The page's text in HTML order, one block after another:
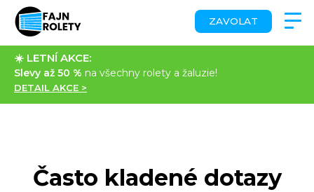
☀️ LETNÍ AKCE:
Slevy až 50 % na všechny rolety a žaluzie!
DETAIL AKCE >
ZAVOLAT
Často kladené dotazy